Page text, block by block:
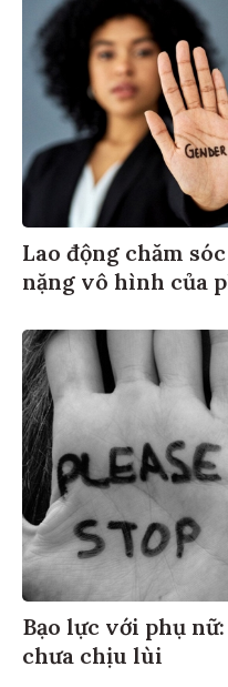
Lao động chăm
nặng vô hình của
Bạo lực với phụ
chưa chịu lùi